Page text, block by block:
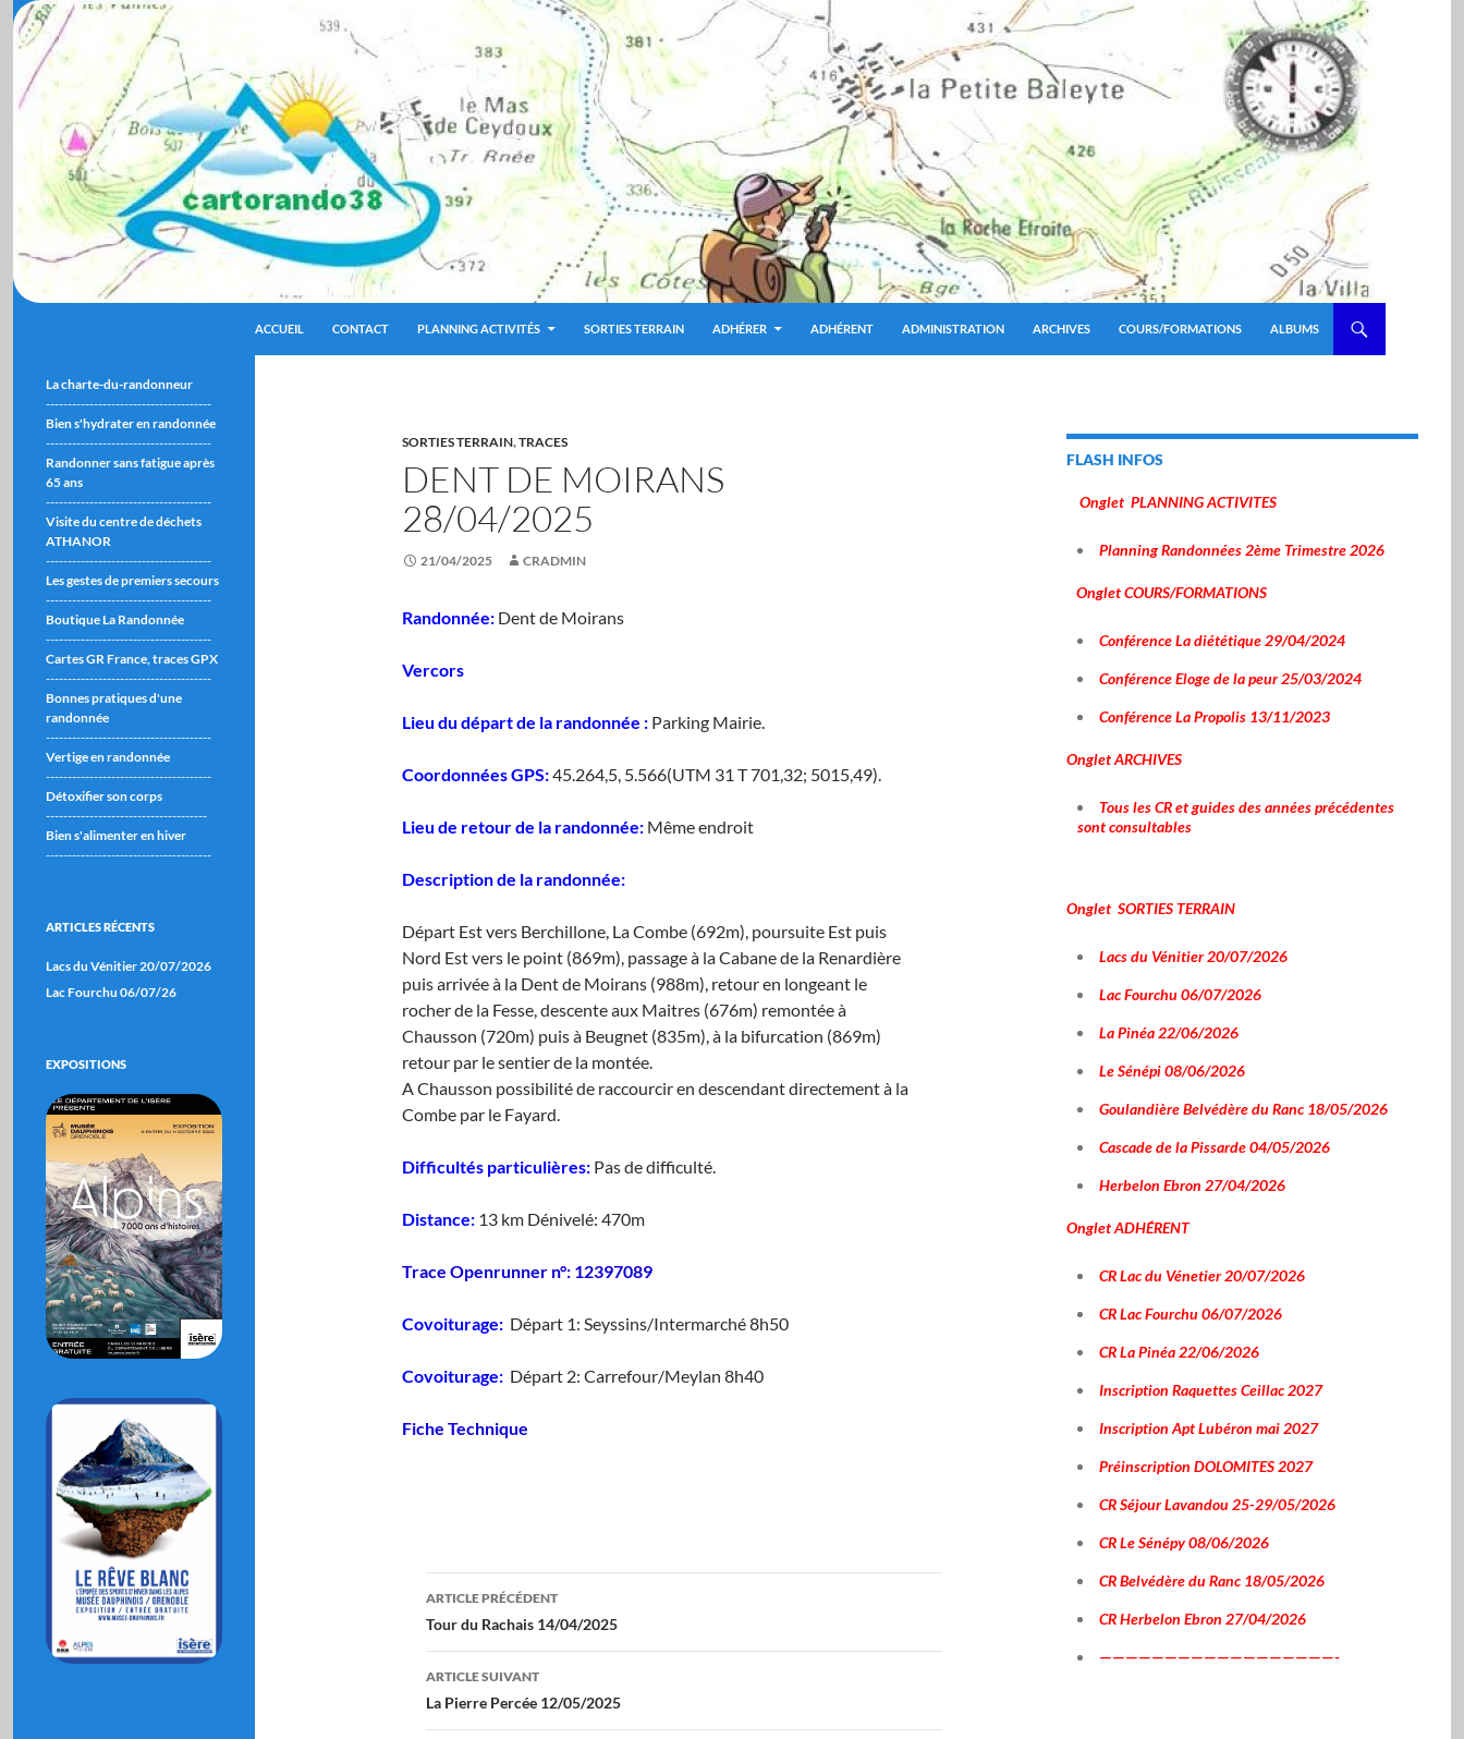
ACCUEIL
CONTACT PLANNING ACTIVITÉS SORTIES TERRAIN ADHÉRER ADHÉRENT ADMINISTRATION ARCHIVES COURS/FORMATIONS ALBUMS
SORTIES TERRAIN,TRACES
DENT DE MOIRANS
28/04/2025
21/04/2025 CRADMIN
Randonnée: Dent de Moirans
Vercors
Lieu du départ de la randonnée : Parking Mairie.
Coordonnées GPS:45.264,5, 5.566(UTM 31 T 701,32; 5015,49).
Lieu de retour de la randonnée: Même endroit
Description de la randonnée:
Départ Est vers Berchillone, La Combe (692m), poursuite Est puis
Nord Est vers le point (869m), passage à la Cabane de la Renardière
puis arrivée à la Dent de Moirans (988m), retour en longeant le
rocher de la Fesse, descente aux Maitres (676m) remontée à
Chausson (720m) puis à Beugnet (835m), à la bifurcation (869m)
retour par le sentier de la montée.
A Chausson possibilité de raccourcir en descendant directement à la
Combe par le Fayard.
Difficultés particulières: Pas de difficulté.
Distance: 13 km Dénivelé: 470m
Trace Openrunner n°: 12397089
Covoiturage: Départ 1: Seyssins/Intermarché 8h50
Covoiturage: Départ 2: Carrefour/Meylan 8h40
Fiche Technique
Navigation
des
articles
ARTICLE PRÉCÉDENT
Tour du Rachais 14/04/2025
ARTICLE SUIVANT
La Pierre Percée 12/05/2025
FLASH INFOS
Onglet PLANNING ACTIVITES
Planning Randonnées 2ème Trimestre 2026
Onglet COURS/FORMATIONS
Conférence La diététique 29/04/2024
Conférence Eloge de la peur 25/03/2024
Conférence La Propolis 13/11/2023
Onglet ARCHIVES
Tous les CR et guides des années précédentes
sont consultables
Onglet SORTIES TERRAIN
Lacs du Vénitier 20/07/2026
Lac Fourchu 06/07/2026
La Pinéa 22/06/2026
Le Sénépi 08/06/2026
Goulandière Belvédère du Ranc 18/05/2026
Cascade de la Pissarde 04/05/2026
Herbelon Ebron 27/04/2026
OngletADHÉRENT
CR Lac du Vénetier 20/07/2026
CR Lac Fourchu 06/07/2026
CR La Pinéa 22/06/2026
Inscription Raquettes Ceillac 2027
Inscription Apt Lubéron mai 2027
Préinscription DOLOMITES 2027
CR Séjour Lavandou 25-29/05/2026
CR Le Sénépy 08/06/2026
CR Belvédère du Ranc 18/05/2026
CR Herbelon Ebron 27/04/2026
——————————————————-
La charte-du-randonneur
--------------------------------------
Bien s'hydrater en randonnée
--------------------------------------
Randonner sans fatigue après
65 ans
--------------------------------------
Visite du centre de déchets
ATHANOR
--------------------------------------
Les gestes de premiers secours
--------------------------------------
Boutique La Randonnée
--------------------------------------
Cartes GR France, traces GPX
--------------------------------------
Bonnes pratiques d'une
randonnée
--------------------------------------
Vertige en randonnée
--------------------------------------
Détoxifier son corps
-------------------------------------
Bien s'alimenter en hiver
--------------------------------------
ARTICLES RÉCENTS
Lacs du Vénitier 20/07/2026
Lac Fourchu 06/07/26
EXPOSITIONS